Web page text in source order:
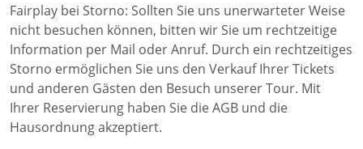
Fairplay bei Storno: Sollten Sie uns unerwarteter Weise
nicht besuchen können, bitten wir Sie um rechtzeitige
Information per Mail oder Anruf. Durch ein rechtzeitiges
Storno ermöglichen Sie uns den Verkauf Ihrer Tickets
und anderen Gästen den Besuch unserer Tour. Mit
Ihrer Reservierung haben Sie die AGB und die
Hausordnung akzeptiert.